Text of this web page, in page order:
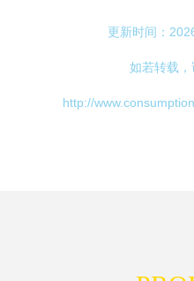
更新时间：
如若转载，
http://